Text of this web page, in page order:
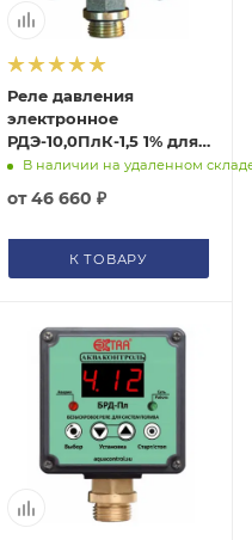
Реле давления
электронное
РДЭ-10,0ПлК-1,5 1% для
систем полива
выход) Extra
В наличии на удаленном
от46 660 ₽
К ТОВАРУ